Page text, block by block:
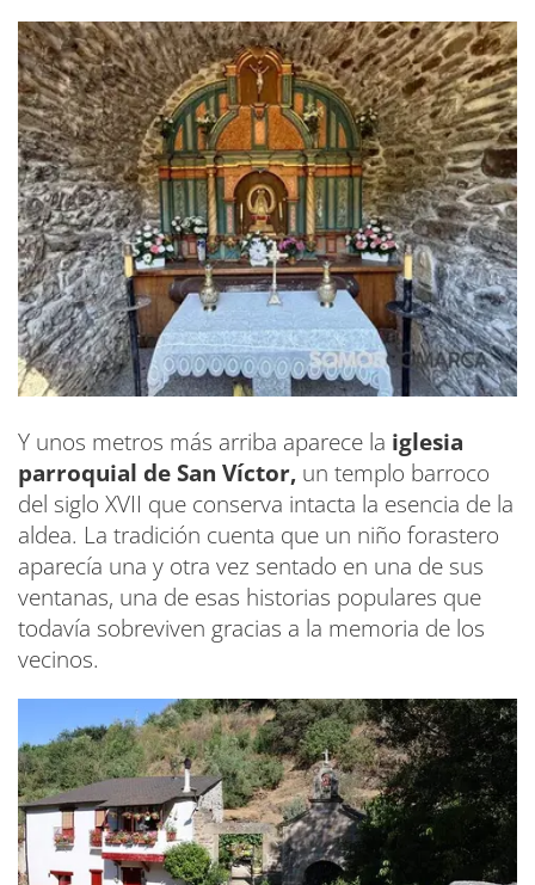
Y unos metros más arriba aparece la iglesia
parroquial de San Víctor, un templo barroco
del siglo XVII que conserva intacta la esencia de la
aldea. La tradición cuenta que un niño forastero
aparecía una y otra vez sentado en una de sus
ventanas, una de esas historias populares que
todavía sobreviven gracias a la memoria de los
vecinos.